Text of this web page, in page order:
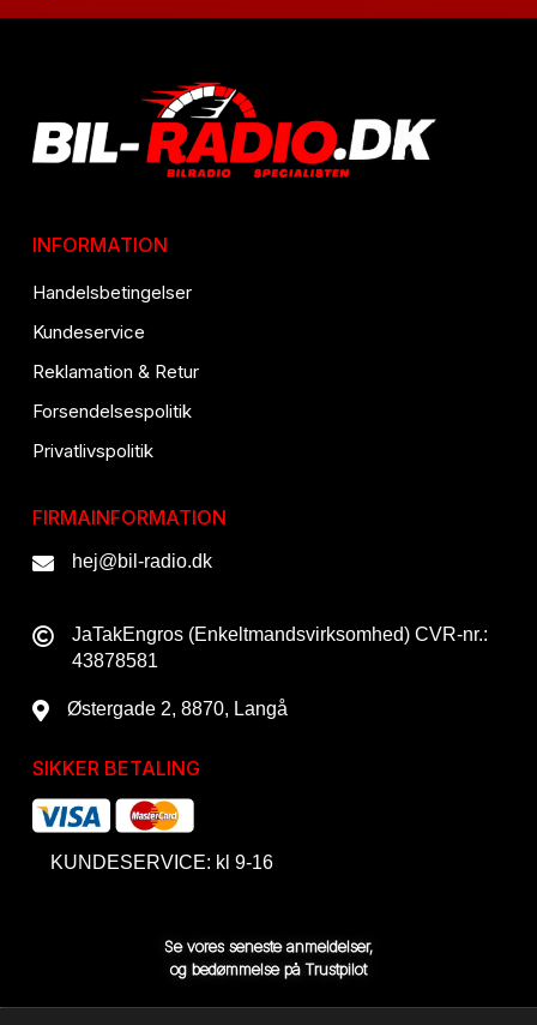
INFORMATION
Handelsbetingelser
Kundeservice
Reklamation & Retur
Forsendelsespolitik
Privatlivspolitik
FIRMAINFORMATION
hej@bil-radio.dk
JaTakEngros (Enkeltmandsvirksomhed) CVR-nr.:
43878581
Østergade 2, 8870, Langå
SIKKER BETALING
KUNDESERVICE: kl 9-16
Se vores seneste anmeldelser,
og bedømmelse på Trustpilot